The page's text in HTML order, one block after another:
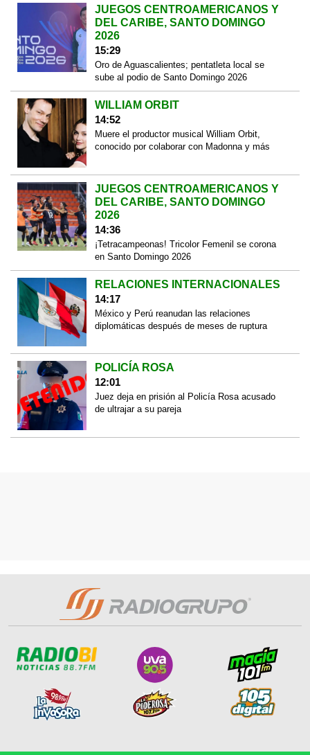
JUEGOS CENTROAMERICANOS Y
DEL CARIBE, SANTO DOMINGO
2026
15:29
Oro de Aguascalientes; pentatleta local se
sube al podio de Santo Domingo 2026
WILLIAM ORBIT
14:52
Muere el productor musical William Orbit,
conocido por colaborar con Madonna y más
JUEGOS CENTROAMERICANOS Y
DEL CARIBE, SANTO DOMINGO
2026
14:36
¡Tetracampeonas! Tricolor Femenil se corona
en Santo Domingo 2026
RELACIONES INTERNACIONALES
14:17
México y Perú reanudan las relaciones
diplomáticas después de meses de ruptura
POLICÍA ROSA
12:01
Juez deja en prisión al Policía Rosa acusado
de ultrajar a su pareja